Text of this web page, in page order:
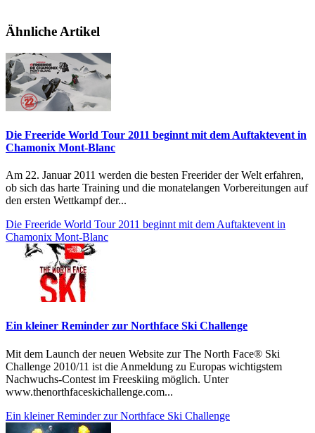
Ähnliche Artikel
Die Freeride World Tour 2011 beginnt mit dem Auftaktevent in
Chamonix Mont-Blanc
Am 22. Januar 2011 werden die besten Freerider der Welt erfahren,
ob sich das harte Training und die monatelangen Vorbereitungen auf
den ersten Wettkampf der...
Die Freeride World Tour 2011 beginnt mit dem Auftaktevent in
Chamonix Mont-Blanc
Ein kleiner Reminder zur Northface Ski Challenge
Mit dem Launch der neuen Website zur The North Face® Ski
Challenge 2010/11 ist die Anmeldung zu Europas wichtigstem
Nachwuchs-Contest im Freeskiing möglich. Unter
www.thenorthfaceskichallenge.com...
Ein kleiner Reminder zur Northface Ski Challenge